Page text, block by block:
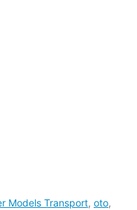
Models Transport, oto,